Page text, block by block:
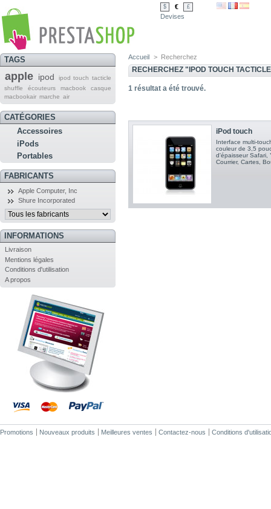
$ € £
Devises
TAGS
apple ipod
ipod touch tacticle
shuffle
écouteurs macbook
casque
macbookair marche air
CATÉGORIES
Accessoires
iPods
Portables
FABRICANTS
Apple Computer, Inc
Shure Incorporated
INFORMATIONS
Livraison
Mentions légales
Conditions d'utilisation
A propos
Accueil > Recherchez
RECHERCHEZ "IPOD TOUCH
1 résultat a été trouvé.
iPod touch
Interface multi-
couleur de 3,5
d'épaisseur Safari,
Courrier, Cartes,
Promotions Nouveaux produits Meilleures ventes Contactez-nous Conditions